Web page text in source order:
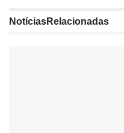
NotíciasRelacionadas